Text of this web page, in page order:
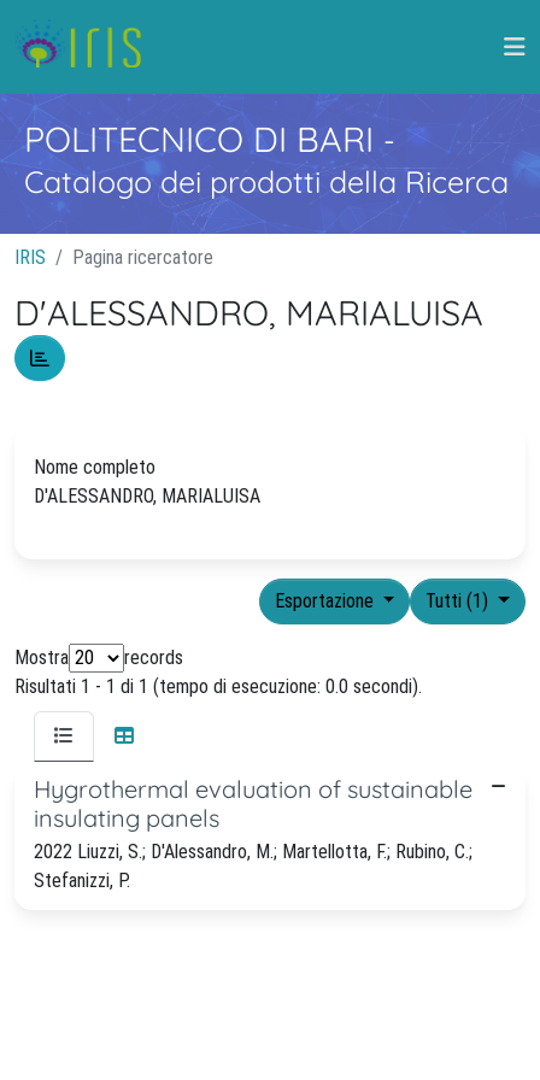
POLITECNICO DI BARI -
Catalogo dei prodotti della Ricerca
IRIS Pagina ricercatore
D'ALESSANDRO, MARIALUISA
Nome completo
D'ALESSANDRO, MARIALUISA
Tutti (1)
Esportazione
Mostra
records
Risultati 1 - 1 di 1 (tempo di esecuzione: 0.0 secondi).
Hygrothermal evaluation of sustainable
insulating panels
2022 Liuzzi, S.; D'Alessandro, M.; Martellotta, F.; Rubino, C.;
Stefanizzi, P.